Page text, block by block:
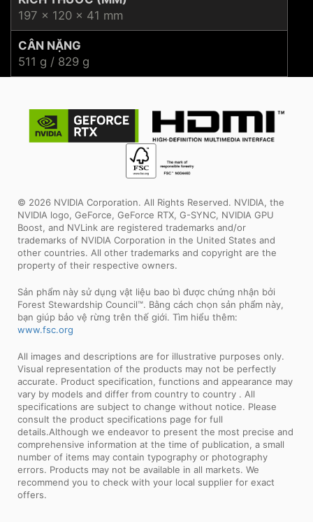
197 x 120 x 41 mm
CÂN NẶNG
511 g / 829 g
© 2026 NVIDIA Corporation. All Rights Reserved. NVIDIA, the
NVIDIA logo, GeForce, GeForce RTX, G-SYNC, NVIDIA GPU
Boost, and NVLink are registered trademarks and/or
trademarks of NVIDIA Corporation in the United States and
other countries. All other trademarks and copyright are the
property of their respective owners.
Sản phẩm này sử dụng vật liệu bao bì được chứng nhận bởi
Forest Stewardship Council™. Bằng cách chọn sản phẩm này,
bạn giúp bảo vệ rừng trên thế giới. Tìm hiểu thêm:
www.fsc.org
All images and descriptions are for illustrative purposes only.
Visual representation of the products may not be perfectly
accurate. Product specification, functions and appearance may
vary by models and differ from country to country . All
specifications are subject to change without notice. Please
consult the product specifications page for full
details.Although we endeavor to present the most precise and
comprehensive information at the time of publication, a small
number of items may contain typography or photography
errors. Products may not be available in all markets. We
recommend you to check with your local supplier for exact
offers.